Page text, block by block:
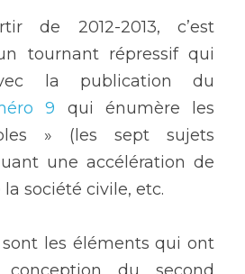
de 2012-2013, c’est
tournant répressif qui
9 qui énumère les
» (les sept sujets
une accélération de
la société civile, etc.
les éléments qui ont